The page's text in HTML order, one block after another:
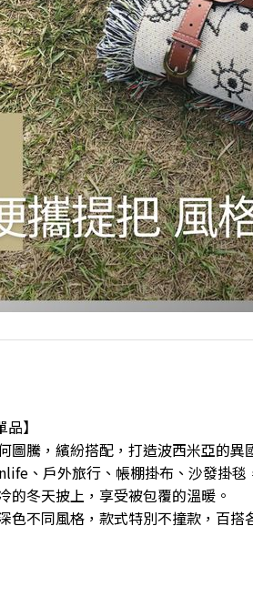
】
圖騰，繽紛搭配，打造波西米亞的
、戶外旅行、帳棚掛布、沙發掛
冬天披上，享受被包覆的溫暖。
不同風格，款式特別不撞款，百搭